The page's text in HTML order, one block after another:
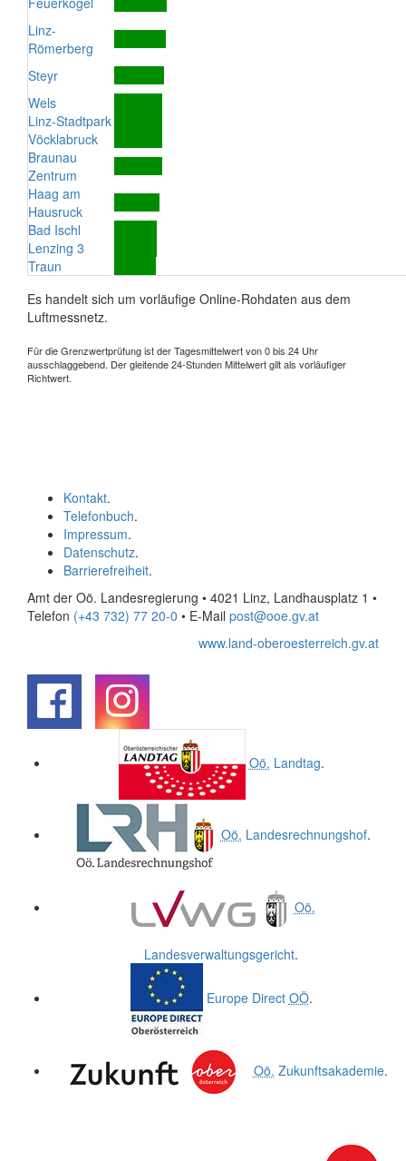
Linz-
Römerberg
Steyr
Wels
Linz-Stadtpark
Vöcklabruck
Braunau
Zentrum
Haag am
Hausruck
Bad Ischl
Lenzing 3
Traun
Es handelt sich um vorläufige Online-Rohdaten aus dem
Luftmessnetz.
Für die Grenzwertprüfung ist der Tagesmittelwert von 0 bis 24 Uhr
ausschlaggebend. Der gleitende 24-Stunden Mittelwert gilt als vorläufiger
Richtwert.
Kontakt.
Telefonbuch.
Impressum.
Datenschutz.
Barrierefreiheit.
Amt der Oö. Landesregierung • 4021 Linz, Landhausplatz 1 •
Telefon (+43 732) 77 20-0 • E-Mail post@ooe.gv.at
www.land-oberoesterreich.gv.at
Oö. Landtag.
Oö. Landesrechnungshof.
Oö.
Landesverwaltungsgericht.
Europe Direct OÖ.
Oö. Zukunftsakademie.